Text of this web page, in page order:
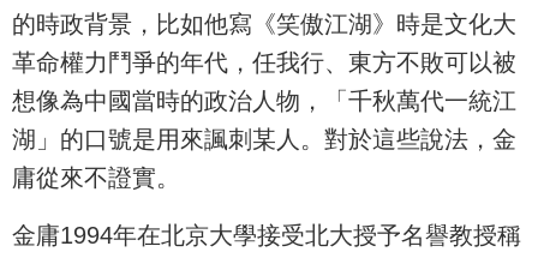
的時政背景，比如他寫《笑傲江湖》時是文化大
革命權力鬥爭的年代，任我行、東方不敗可以被
想像為中國當時的政治人物，「千秋萬代一統江
湖」的口號是用來諷刺某人。對於這些說法，金
庸從來不證實。
金庸1994年在北京大學接受北大授予名譽教授稱